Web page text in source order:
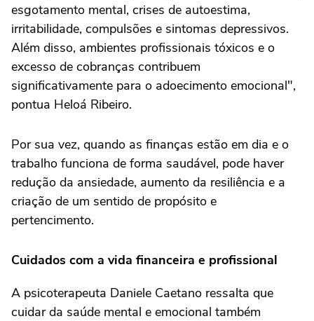
esgotamento mental, crises de autoestima,
irritabilidade, compulsões e sintomas depressivos.
Além disso, ambientes profissionais tóxicos e o
excesso de cobranças contribuem
significativamente para o adoecimento emocional",
pontua Heloá Ribeiro.
Por sua vez, quando as finanças estão em dia e o
trabalho funciona de forma saudável, pode haver
redução da ansiedade, aumento da resiliência e a
criação de um sentido de propósito e
pertencimento.
Cuidados com a vida financeira e profissional
A psicoterapeuta Daniele Caetano ressalta que
cuidar da saúde mental e emocional também